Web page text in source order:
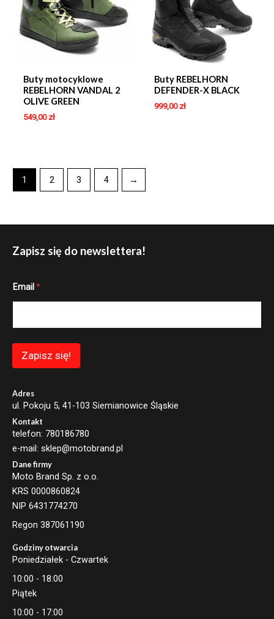
Buty motocyklowe
REBELHORN VANDAL 2
OLIVE GREEN
549,00 zł
Buty REBELHORN
DEFENDER-X BLACK
999,00 zł
1 2 3 4 →
Zapisz się do newslettera!
m
E
l
m
a
l
Email *
Zapisz się!
Adres
ul. Pokoju 5, 41-103 Siemianowice Śląskie
Kontakt
telefon: 780186780
e-mail: sklep@motobrand.pl
Dane firmy
Moto Brand Sp. z o.o.
KRS 0000860824
NIP 6431774270
Regon 387061190
Godziny otwarcia
Poniedziałek - Czwartek
10:00 - 18:00
Piątek
10:00 - 17:00